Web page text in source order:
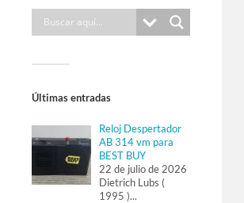
Últimas entradas
Reloj Despertador
AB 314 vm para
BEST BUY
22 de julio de 2026
Dietrich Lubs (
1995 )...